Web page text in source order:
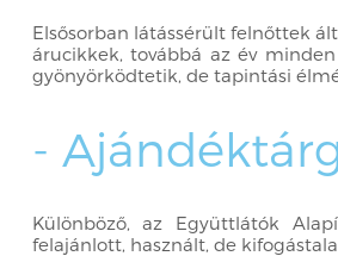
Elsősorban látássérült felnőttek
árucikkek, továbbá az év
gyönyörködtetik, de tapintási
-
Különböző, az Együttlátók
felajánlott, használt, de